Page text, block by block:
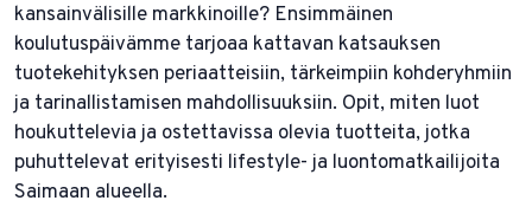
kansainvälisille markkinoille? Ensimmäinen
koulutuspäivämme tarjoaa kattavan katsauksen
tuotekehityksen periaatteisiin, tärkeimpiin kohderyhmiin
ja tarinallistamisen mahdollisuuksiin. Opit, miten luot
houkuttelevia ja ostettavissa olevia tuotteita, jotka
puhuttelevat erityisesti lifestyle- ja luontomatkailijoita
Saimaan alueella.